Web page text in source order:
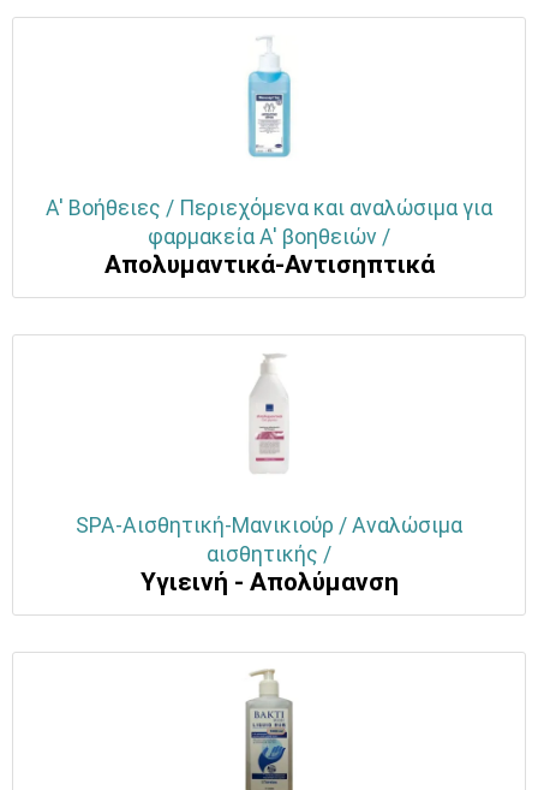
Α' Βοήθειες / Περιεχόμενα και αναλώσιμα για
φαρμακεία Α' βοηθειών /
Απολυμαντικά-Αντισηπτικά
SPA-Αισθητική-Μανικιούρ / Αναλώσιμα
αισθητικής /
Υγιεινή - Απολύμανση